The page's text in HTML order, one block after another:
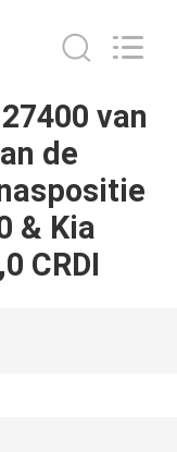
van
de
& Kia
CRDI